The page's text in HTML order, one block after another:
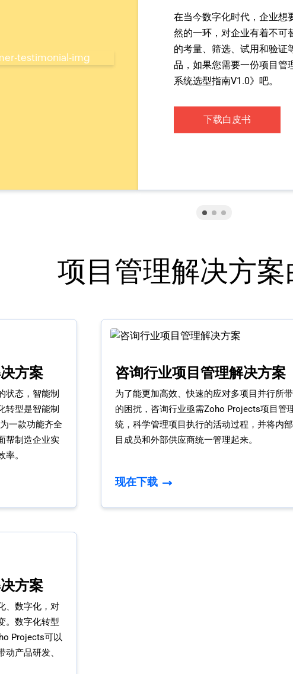
在当今数字化时代，企业想
然的一环，对企业有着不可
的考量、筛选、试用和验证
品，如果您需要一份项目管
系统选型指南V1.0》吧。
下载白皮书
项目管理解决方案
方案
状态，智能制
转型是智能制
一款功能齐全
帮制造企业实
。
咨询行业项目管理解决方案
为了能更加高效、快速的应对多项目并行所
的困扰，咨询行业亟需Zoho Projects项目管
统，科学管理项目执行的活动过程，并将内
目成员和外部供应商统一管理起来。
现在下载
方案
、数字化，对
。数字化转型
Projects可以
产品研发、